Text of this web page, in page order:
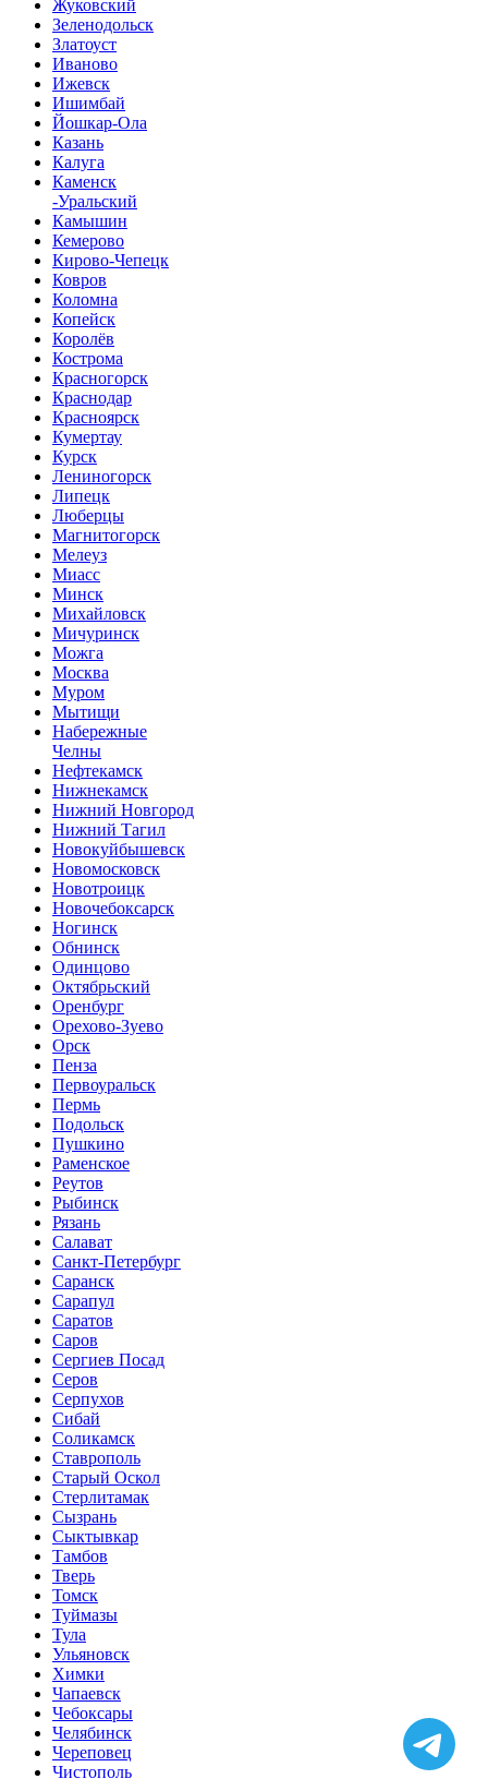
Жуковский
Зеленодольск
Златоуст
Иваново
Ижевск
Ишимбай
Йошкар-Ола
Казань
Калуга
Каменск
-Уральский
Камышин
Кемерово
Кирово-Чепецк
Ковров
Коломна
Копейск
Королёв
Кострома
Красногорск
Краснодар
Красноярск
Кумертау
Курск
Лениногорск
Липецк
Люберцы
Магнитогорск
Мелеуз
Миасс
Минск
Михайловск
Мичуринск
Можга
Москва
Муром
Мытищи
Набережные
Челны
Нефтекамск
Нижнекамск
Нижний Новгород
Нижний Тагил
Новокуйбышевск
Новомосковск
Новотроицк
Новочебоксарск
Ногинск
Обнинск
Одинцово
Октябрьский
Оренбург
Орехово-Зуево
Орск
Пенза
Первоуральск
Пермь
Подольск
Пушкино
Раменское
Реутов
Рыбинск
Рязань
Салават
Санкт-Петербург
Саранск
Сарапул
Саратов
Саров
Сергиев Посад
Серов
Серпухов
Сибай
Соликамск
Ставрополь
Старый Оскол
Стерлитамак
Сызрань
Сыктывкар
Тамбов
Тверь
Томск
Туймазы
Тула
Ульяновск
Химки
Чапаевск
Чебоксары
Челябинск
Череповец
Чистополь